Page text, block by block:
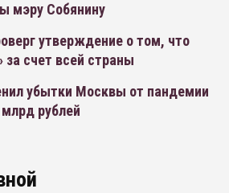
мэру Собянину
утверждение о том, что
счет всей страны
убытки Москвы от пандемии
рублей